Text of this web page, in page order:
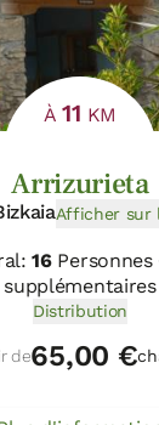
À11 KM
Arrizurieta
Afficher sur
16Personnes
supplémentaires
Distribution
de65,00 €